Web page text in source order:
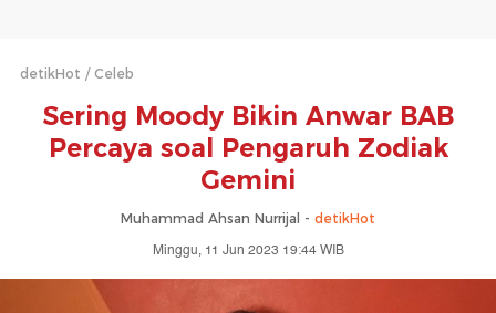
detikHot Celeb
Sering Moody Bikin Anwar BAB
Percaya soal Pengaruh Zodiak
Gemini
Muhammad Ahsan Nurrijal - detikHot
Minggu, 11 Jun 2023 19:44 WIB